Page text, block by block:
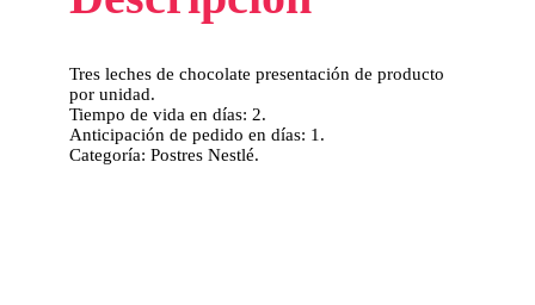
Tres leches de chocolate presentación de producto
por unidad.
Tiempo de vida en días: 2.
Anticipación de pedido en días: 1.
Categoría: Postres Nestlé.